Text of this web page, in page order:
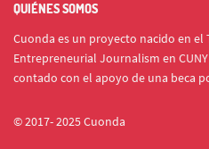
QUIÉNES SOMOS
Cuonda es un proyecto nacido en el
Entrepreneurial Journalism en
contado con el apoyo de una beca
© 2017- 2025 Cuonda